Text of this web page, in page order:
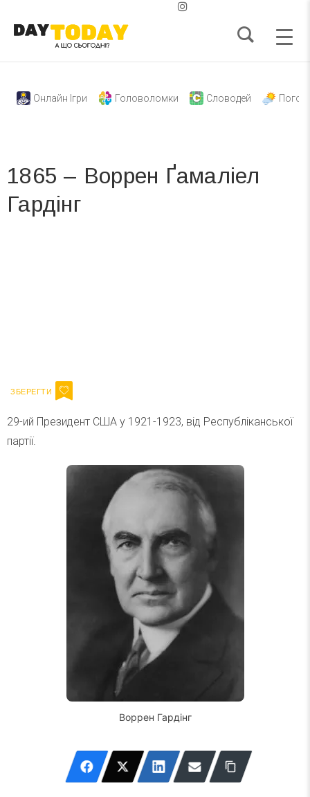
Онлайн Ігри Головоломки Словодей
1865 – Воррен Ґамаліел
Гардінг
29-ий Президент США у 1921-1923, від Республіканської
партії.
Воррен Гардінг